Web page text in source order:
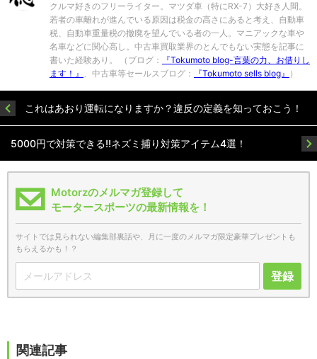
クルマ好きのフリーライター。マツダ車（特にRX-7）大好き人間。
若者の車離れが進んでいる原因は税金の高さにあると考え、自動車
税、自動車重量税の撤廃を望んでいる者の一人。マニアックな車や
名車などに関心高し。中古車買取業界のとんでもない実態を記事に
書いた経験あり。 （ブログ：
『Tokumoto blog-言葉の力、お借りし
ます！』 、中古車等セールスブログ： 『Tokumoto sells blog』 ）
これはあおり運転になりますか？違反の定義を知っておこう！
5000円で対策できる!!ネズミ捕り対策アイテム4選！
Motorzのメルマガ登録して
モータースポーツの最新情報を！
サイトでは見られない編集部裏話や、月に一度のメルマガ限定豪華プレゼントも
もらえるかも！？
登録
関連記事